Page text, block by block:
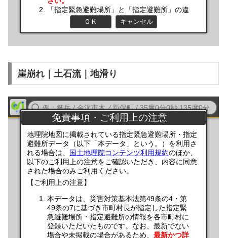
崖崩れ｜土石流｜地滑り